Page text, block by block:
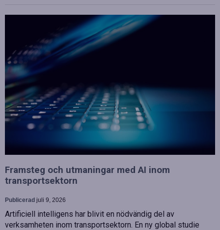
Framsteg och utmaningar med AI inom
transportsektorn
Publicerad juli 9, 2026
Artificiell intelligens har blivit en nödvändig del av
verksamheten inom transportsektorn. En ny global studie